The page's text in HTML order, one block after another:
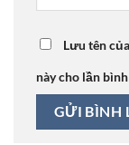
Lưu tên
này cho lần